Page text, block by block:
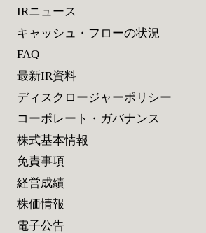
IRニュース
キャッシュ・フローの状況
FAQ
最新IR資料
ディスクロージャーポリシー
コーポレート・ガバナンス
株式基本情報
免責事項
経営成績
株価情報
電子公告